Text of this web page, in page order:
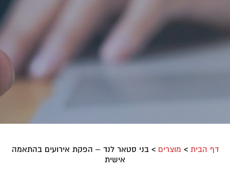
דף הבית > מוצרים >בני סטאר לנד – הפקת אירועים בהתאמה
אישית